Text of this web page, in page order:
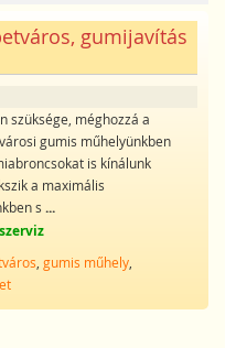
gumijavítás
szüksége, méghozzá a
gumis műhelyünkben
is kínálunk
a maximális
s ...
gumis műhely,